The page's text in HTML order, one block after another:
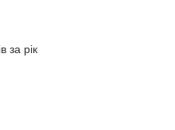
за рік